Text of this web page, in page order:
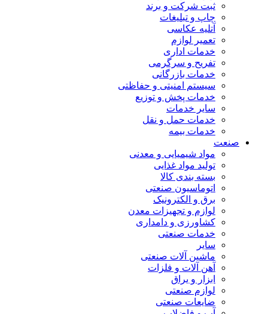
ثبت شرکت و برند
چاپ و تبلیغات
آتلیه عکاسی
تعمیر لوازم
خدمات اداری
تفریح و سرگرمی
خدمات بازرگانی
سیستم امنیتی و حفاظتی
خدمات پخش و توزیع
سایر خدمات
خدمات حمل و نقل
خدمات بیمه
صنعت
مواد شیمیایی و معدنی
تولید مواد غذایی
بسته بندی کالا
اتوماسیون صنعتی
برق و الکترونیک
لوازم و تجهیزات معدن
کشاورزی و دامداری
خدمات صنعتی
سایر
ماشین آلات صنعتی
آهن آلات و فلزات
ابزار و یراق
لوازم صنعتی
ضایعات صنعتی